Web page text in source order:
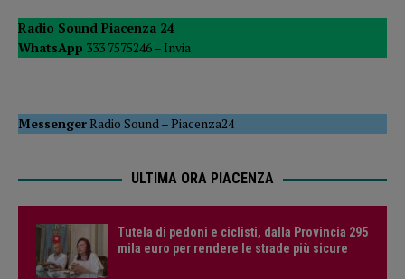
Radio Sound Piacenza 24
WhatsApp 333 7575246 – Invia
MessengerRadio Sound –Piacenza24
ULTIMA ORA PIACENZA
Tutela di pedoni e ciclisti, dalla Provincia 295
mila euro per rendere le strade più sicure